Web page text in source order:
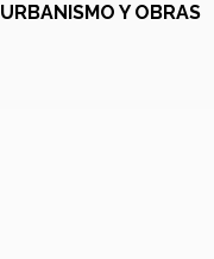
URBANISMO Y OBRAS